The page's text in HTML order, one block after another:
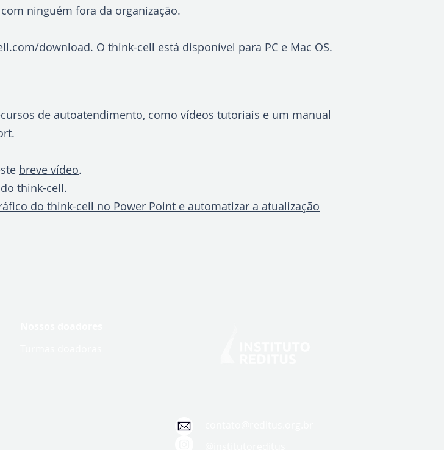
ninguém fora da organização.
download. O think-cell está disponível para PC e Mac OS.
de autoatendimento, como vídeos tutoriais e um manual
.
breve vídeo.
think-cell.
do think-cell no Power Point e automatizar a atualização